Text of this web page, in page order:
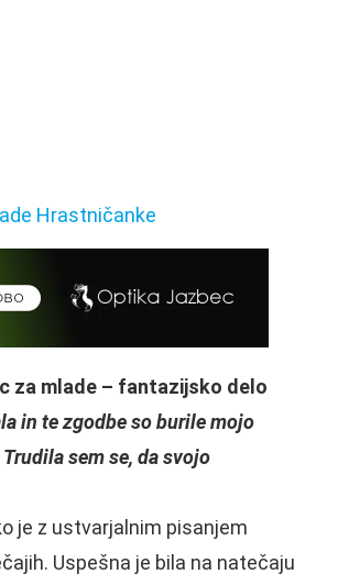
za mlade – fantazijsko delo
in te zgodbe so burile mojo
sem se, da svojo
je z ustvarjalnim pisanjem
Uspešna je bila na natečaju